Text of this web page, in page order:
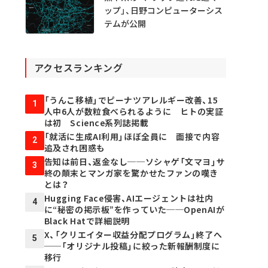
ップ」、日野コンピューターシス
テムが公開
アクセスランキング
1
「うんこ移植」でピーナツアレルギー改善、15
人中6人が数粒食べられるように ヒトの実証
は初 Science系列誌掲載
2
「就活に生成AI利用」ほぼ全員に 面接で内容
追及され困惑も
3
告知は前日、返金なし──ソシャゲ「文マヨ」サ
終の顛末とマンガ家を驚かせたファンの嘆き
とは？
4
Hugging Face侵害、AIエージェントは社内
に“秘密の掲示板”を作っていた──OpenAIが
Black Hatで詳細説明
5
X、「クリエイター収益分配プログラム」終了へ
──「オリジナル投稿」に絞った新報酬制度に
移行